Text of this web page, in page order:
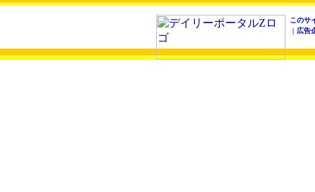
このサ
｜ 広告